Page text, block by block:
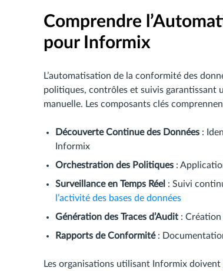
Comprendre
pour Informix
L’automatisation de la conformité des
politiques, contrôles et suivis garantissant
manuelle. Les composants clés
Découverte Continue des Données :
Informix
Orchestration des Politiques :
Surveillance en Temps Réel : Suivi
l’activité des bases de données
Génération des Traces d’Audit :
Rapports de Conformité:
Les organisations utilisant Informix